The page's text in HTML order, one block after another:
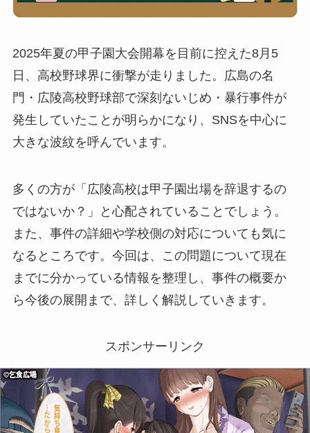
2025年夏の甲子園大会開幕を目前に控えた8月5
日、高校野球界に衝撃が走りました。広島の名
門・広陵高校野球部で深刻ないじめ・暴行事件が
発生していたことが明らかになり、SNSを中心に
大きな波紋を呼んでいます。
多くの方が「広陵高校は甲子園出場を辞退するの
ではないか？」と心配されていることでしょう。
また、事件の詳細や学校側の対応についても気に
なるところです。今回は、この問題について現在
までに分かっている情報を整理し、事件の概要か
ら今後の展開まで、詳しく解説していきます。
スポンサーリンク